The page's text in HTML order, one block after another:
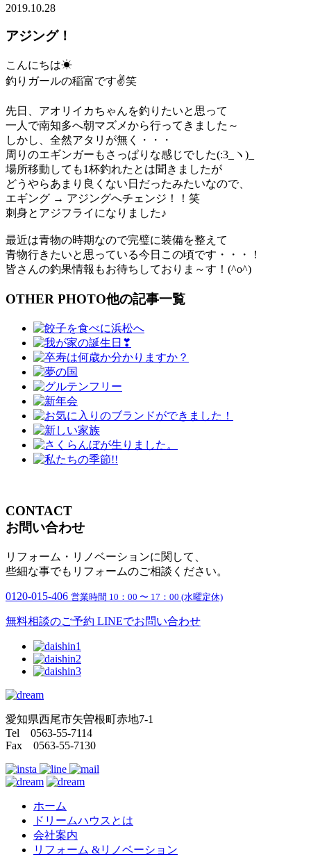
2019.10.28
アジング！
こんにちは☀
釣りガールの稲富です✌笑
先日、アオリイカちゃんを釣りたいと思って
一人で南知多へ朝マズメから行ってきました～
しかし、全然アタリが無く・・・
周りのエギンガーもさっぱりな感じでした(:3_ヽ)_
場所移動しても1杯釣れたとは聞きましたが
どうやらあまり良くない日だったみたいなので、
エギング → アジングへチェンジ！！笑
刺身とアジフライになりました♪
最近は青物の時期なので完璧に装備を整えて
青物行きたいと思っている今日この頃です・・・！
皆さんの釣果情報もお待ちしておりま～す！(^o^)
OTHER PHOTO他の記事一覧
CONTACT
お問い合わせ
リフォーム・リノベーションに関して、
些細な事でもリフォームのご相談ください。
0120-015-406 営業時間 10：00 〜 17：00 (水曜定休)
無料相談のご予約 LINEでお問い合わせ
愛知県西尾市矢曽根町赤地7-1
Tel 0563-55-7114
Fax 0563-55-7130
ホーム
ドリームハウスとは
会社案内
リフォーム &リノベーション